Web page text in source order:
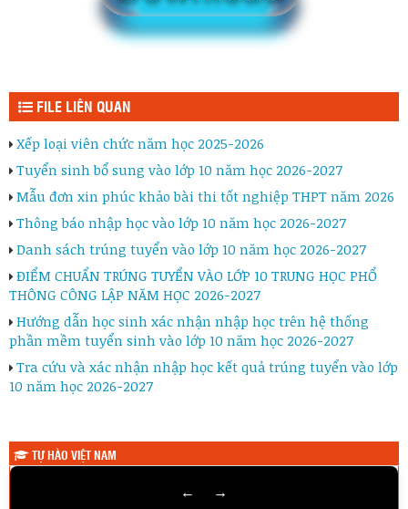
FILE LIÊN QUAN
Xếp loại viên chức năm học 2025-2026
Tuyển sinh bổ sung vào lớp 10 năm học 2026-2027
Mẫu đơn xin phúc khảo bài thi tốt nghiệp THPT năm 2026
Thông báo nhập học vào lớp 10 năm học 2026-2027
Danh sách trúng tuyển vào lớp 10 năm học 2026-2027
ĐIỂM CHUẨN TRÚNG TUYỂN VÀO LỚP 10 TRUNG HỌC PHỔ
THÔNG CÔNG LẬP NĂM HỌC 2026-2027
Hướng dẫn học sinh xác nhận nhập học trên hệ thống
phần mềm tuyển sinh vào lớp 10 năm học 2026-2027
Tra cứu và xác nhận nhập học kết quả trúng tuyển vào lớp
10 năm học 2026-2027
TỰ HÀO VIỆT NAM
← →